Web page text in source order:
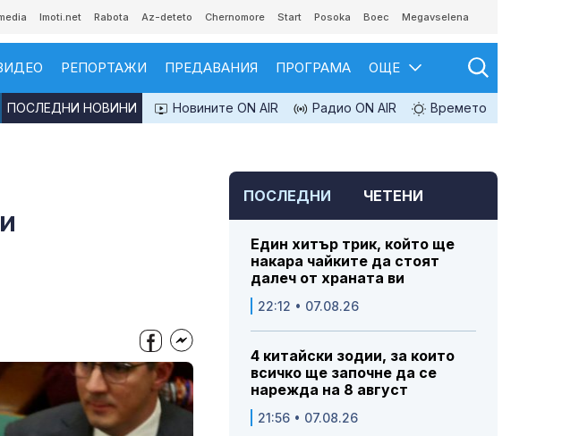
Imoti.net Rabota Az-deteto Chernomore Start Posoka Boec Megavselena
РЕПОРТАЖИ ПРЕДАВАНИЯ ПРОГРАМА ОЩЕ
Новините ON AIR Радио ON AIR Времето
ПОСЛЕДНИ НОВИНИ
ПОСЛЕДНИ ЧЕТЕНИ
Един хитър трик, който ще
накара чайките да стоят
далеч от храната ви
22:12 • 07.08.26
4 китайски зодии, за които
всичко ще започне да се
нарежда на 8 август
21:56 • 07.08.26